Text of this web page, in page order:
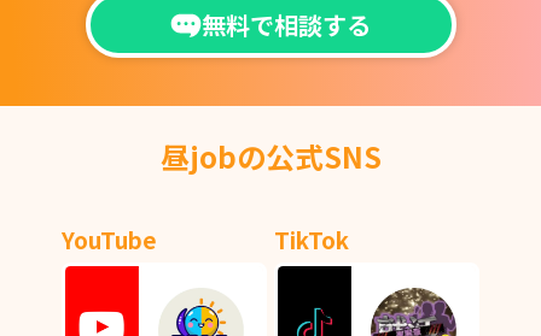
無料で相談する
昼jobの公式SNS
YouTube TikTok